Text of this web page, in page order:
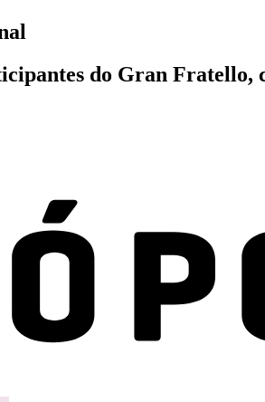
do Gran Fratello,